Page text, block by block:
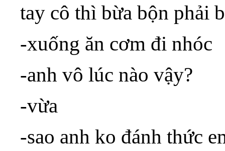
tay cô thì bừa bộn phải
-xuống ăn cơm đi nhóc
-anh vô lúc nào vậy?
-vừa
-sao anh ko đánh thức